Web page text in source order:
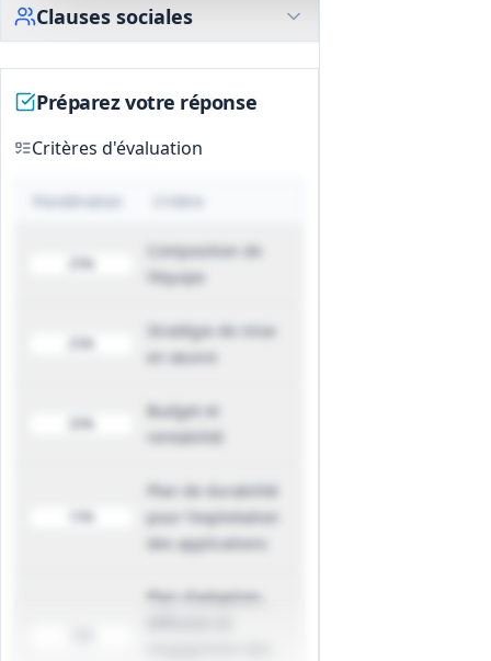
technologique et conformités aux
alignés sur indicateurs de
performance.
Renforcement des capacités et
Conception et mise en œuvre de
programmes de formation régionaux
et locaux, soutien à l'adoption par les
utilisateurs finaux, production de
matériel pédagogique et séances de
formation pratiques.
Organisation d'activités de
visant à assurer l'appropriation locale
et la continuité post-action.
Activités d'engagement des parties
prenantes : identification des
démonstrations d'outils, campagnes de
Clauses sociales
Préparez votre réponse
Critères d'évaluation
Pondération Critère
Composition de
l'équipe
Stratégie de mise
en œuvre
Budget et
rentabilité
Plan de durabilité
pour l'exploitation
des applications
Plan d'adoption,